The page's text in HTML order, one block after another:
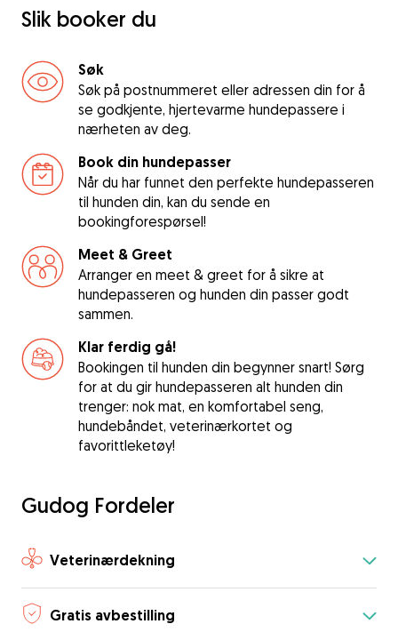
Slik booker du
Søk
Søk på postnummeret eller adressen din for å
se godkjente, hjertevarme hundepassere i
nærheten av deg.
Book din hundepasser
Når du har funnet den perfekte hundepasseren
til hunden din, kan du sende en
bookingforespørsel!
Meet & Greet
Arranger en meet & greet for å sikre at
hundepasseren og hunden din passer godt
sammen.
Klar ferdig gå!
Bookingen til hunden din begynner snart! Sørg
for at du gir hundepasseren alt hunden din
trenger: nok mat, en komfortabel seng,
hundebåndet, veterinærkortet og
favorittleketøy!
Gudog Fordeler
Veterinærdekning
Gratis avbestilling